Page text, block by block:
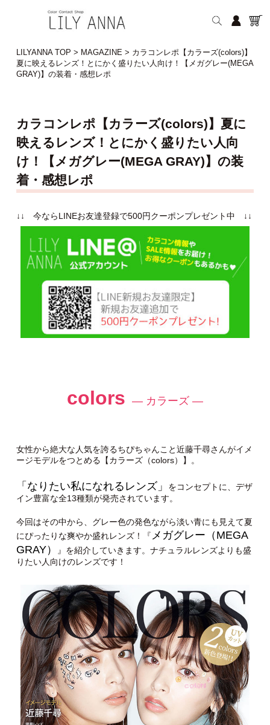
LILYANNA TOP > MAGAZINE> カラコンレポ【カラーズ(colors)】
夏に映えるレンズ！とにかく盛りたい人向け！【メガグレー(MEGA
GRAY)】の装着・感想レポ
カラコンレポ【カラーズ(colors)】夏に
映えるレンズ！とにかく盛りたい人向
け！【メガグレー(MEGA GRAY)】の装
着・感想レポ
↓↓ 今ならLINEお友達登録で500円クーポンプレゼント中 ↓↓
colors — カラーズ —
女性から絶大な人気を誇るちぴちゃんこと近藤千尋さんがイメ
ージモデルをつとめる【カラーズ（colors）】。
「なりたい私になれるレンズ」
をコンセプトに、デザ
イン豊富な全13種類が発売されています。
今回はその中から、グレー色の発色ながら淡い青にも見えて夏
にぴったりな爽やか盛れレンズ！『 メガグレー（MEGA
GRAY）
』を紹介していきます。ナチュラルレンズよりも盛
りたい人向けのレンズです！